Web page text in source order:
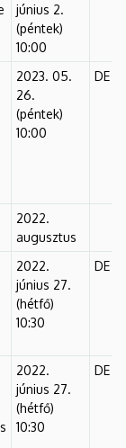
június 2.
(péntek)
10:00
2023. 05.
26.
(péntek)
10:00
DE
2022.
augusztus
2022.
június 27.
(hétfő)
10:30
DE
2022.
június 27.
(hétfő)
10:30
DE